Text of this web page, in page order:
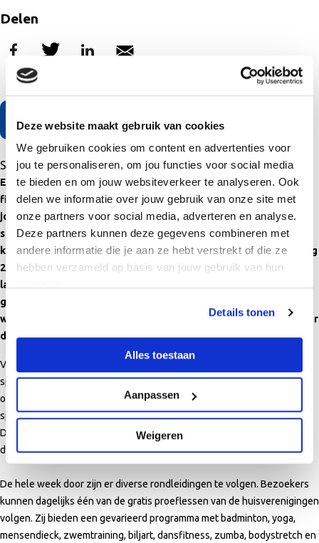
Deze website maakt gebruik van cookies
We gebruiken cookies om content en advertenties voor
jou te personaliseren, om jou functies voor social media
te bieden en om jouw websiteverkeer te analyseren. Ook
delen we informatie over jouw gebruik van onze site met
onze partners voor social media, adverteren en analyse.
Deze partners kunnen deze gegevens combineren met
andere informatie die je aan ze hebt verstrekt of die ze
hebben verzameld op basis van jouw gebruik van hun
Details tonen
Alles toestaan
Aanpassen
Weigeren
Delen
Terug naar het overzicht
Sportcentrum De Beeck opent met openingsweek
Een uniek complex bestaande uit een sporthal, een spiegelzaal,
fitnessruimtes, vergaderzalen, de raadzaal, een biljartzaal, een
jongerencentrum en twee prachtige zwembaden, dát is
sportcentrum De Beeck. Inwoners van de gemeente Bergen
kunnen in de openingsweek, van zaterdag 27 augustus t/m vrijdag
2 september, kennismaken met dit duurzame gebouw. Kom ook
langs en volg een rondleiding of doe mee aan een van de vele
gratis sportieve activiteiten die deze week georganiseerd
worden. Uw eerste kopje koffie of thee wordt u aangeboden door
de gemeente Bergen.
Vanaf 27 augustus opent Holland Sport de deuren van haar
sportcentrum De Beeck voor de inwoners van de gemeente Bergen en
omstreken. Tijdens de feestelijke openingsweek wordt een gevarieerd
sportprogramma aangeboden met activiteiten voor jong en oud.
Deelname aan de activiteiten is gratis en wordt mede mogelijk gemaakt
door de sportaanbieders in het complex.
De hele week door zijn er diverse rondleidingen te volgen. Bezoekers
kunnen dagelijks één van de gratis proeflessen van de huisverenigingen
volgen. Zij bieden een gevarieerd programma met badminton, yoga,
mensendieck, zwemtraining, biljart, dansfitness, zumba, bodystretch en